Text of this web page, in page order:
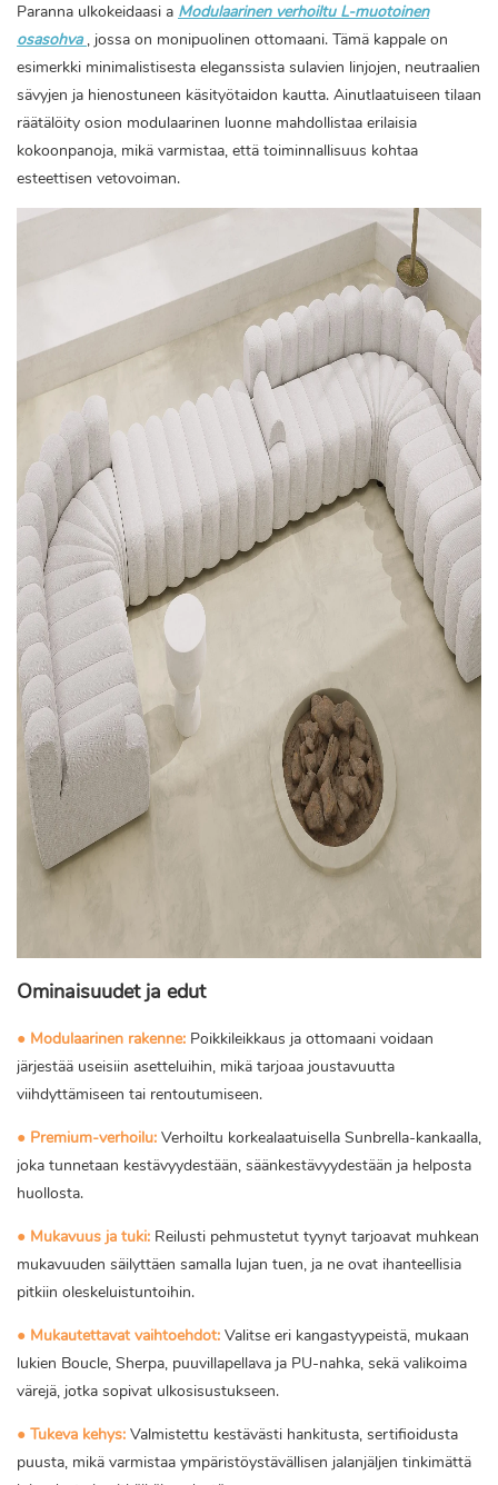
Paranna ulkokeidaasi a Modulaarinen verhoiltu L-muotoinen
osasohva , jossa on monipuolinen ottomaani. Tämä kappale on
esimerkki minimalistisesta eleganssista sulavien linjojen, neutraalien
sävyjen ja hienostuneen käsityötaidon kautta. Ainutlaatuiseen tilaan
räätälöity osion modulaarinen luonne mahdollistaa erilaisia ​​
kokoonpanoja, mikä varmistaa, että toiminnallisuus kohtaa
esteettisen vetovoiman.
Ominaisuudet ja edut
● Modulaarinen rakenne: Poikkileikkaus ja ottomaani voidaan
järjestää useisiin asetteluihin, mikä tarjoaa joustavuutta
viihdyttämiseen tai rentoutumiseen.
● Premium-verhoilu: Verhoiltu korkealaatuisella Sunbrella-kankaalla,
joka tunnetaan kestävyydestään, säänkestävyydestään ja helposta
huollosta.
● Mukavuus ja tuki: Reilusti pehmustetut tyynyt tarjoavat muhkean
mukavuuden säilyttäen samalla lujan tuen, ja ne ovat ihanteellisia
pitkiin oleskeluistuntoihin.
● Mukautettavat vaihtoehdot: Valitse eri kangastyypeistä, mukaan
lukien Boucle, Sherpa, puuvillapellava ja PU-nahka, sekä valikoima
värejä, jotka sopivat ulkosisustukseen.
● Tukeva kehys: Valmistettu kestävästi hankitusta, sertifioidusta
puusta, mikä varmistaa ympäristöystävällisen jalanjäljen tinkimättä